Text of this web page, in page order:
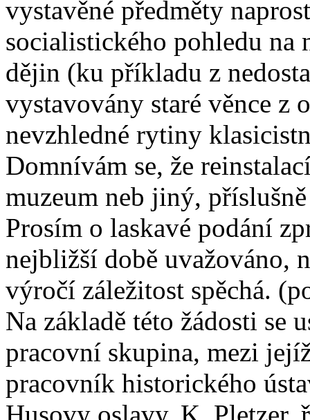
vystavěné předměty
socialistického pohledu na
dějin (ku příkladu z
vystavovány staré věnce z
nevzhledné rytiny
Domnívám se, že
muzeum neb jiný,
Prosím o laskavé podání
nejbližší době uvažováno,
výročí záležitost spěchá.
Na základě této žádosti se
pracovní skupina, mezi
pracovník historického
Husovy oslavy, K. Pletzer,